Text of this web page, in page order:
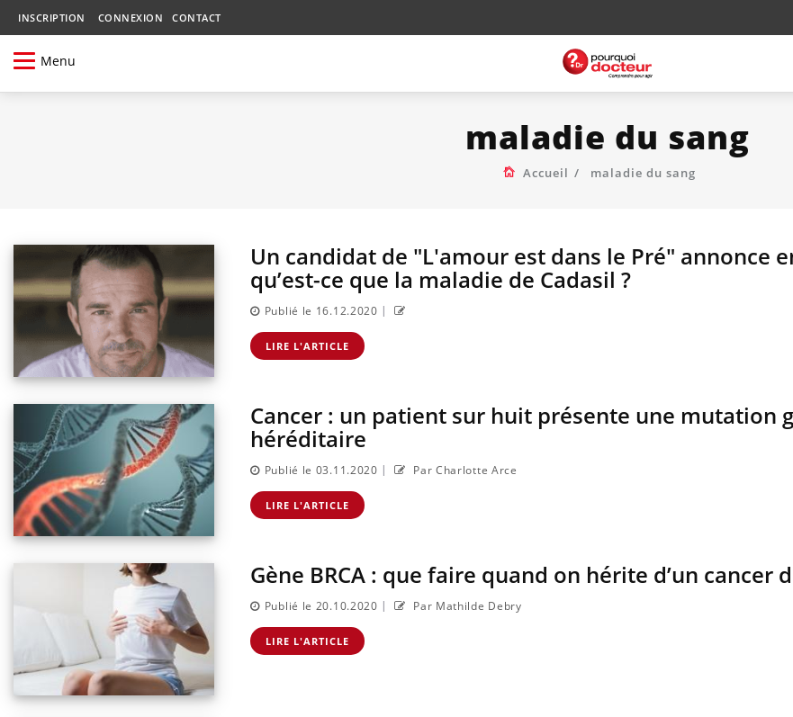
INSCRIPTION CONNEXION CONTACT
Menu
maladie du sang
Accueil maladie du sang
Un candidat de "L'amour est dans le Pré" annonce
qu’est-ce que la maladie de Cadasil ?
Publié le 16.12.2020 |
LIRE L'ARTICLE
Cancer : un patient sur huit présente une mutation
héréditaire
Publié le 03.11.2020 | Par Charlotte Arce
LIRE L'ARTICLE
Gène BRCA : que faire quand on hérite d’un cancer
Publié le 20.10.2020 | Par Mathilde Debry
LIRE L'ARTICLE